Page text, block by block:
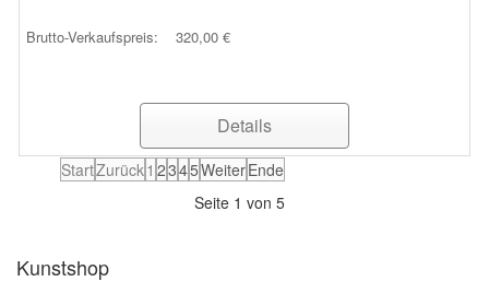
Brutto-Verkaufspreis: 320,00 €
Details
StartZurück 1 2345WeiterEnde
Seite 1 von 5
Kunstshop